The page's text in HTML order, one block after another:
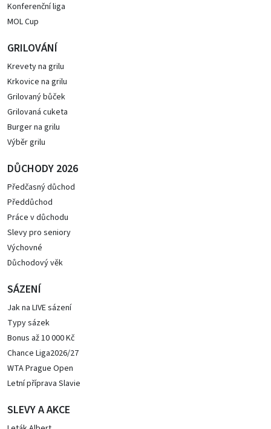
Konferenční liga
MOL Cup
GRILOVÁNÍ
Krevety na grilu
Krkovice na grilu
Grilovaný bůček
Grilovaná cuketa
Burger na grilu
Výběr grilu
DŮCHODY 2026
Předčasný důchod
Předdůchod
Práce v důchodu
Slevy pro seniory
Výchovné
Důchodový věk
SÁZENÍ
Jak na LIVE sázení
Typy sázek
Bonus až 10 000 Kč
Chance Liga2026/27
WTA Prague Open
Letní příprava Slavie
SLEVY A AKCE